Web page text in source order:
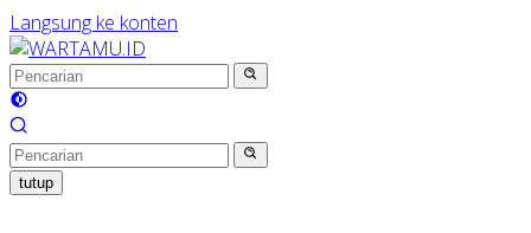
Langsung ke konten
tutup